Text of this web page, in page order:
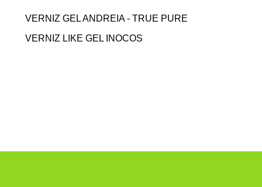
VERNIZ GEL ANDREIA - TRUE PURE
VERNIZ LIKE GEL INOCOS